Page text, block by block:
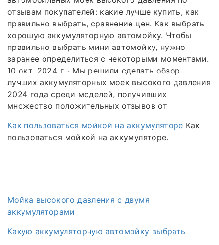
отзывам покупателей: какие лучше купить, как
правильно выбрать, сравнение цен. Как выбрать
хорошую аккумуляторную автомойку. Чтобы
правильно выбрать мини автомойку, нужно
заранее определиться с некоторыми моментами.
10 окт. 2024 г. · Мы решили сделать обзор
лучших аккумуляторных моек высокого давления
2024 года среди моделей, получивших
множество положительных отзывов от
Как пользоваться мойкой на аккумуляторе Как
пользоваться мойкой на аккумуляторе.
Мойка высокого давления с двумя
аккумуляторами
Какую аккумуляторную автомойку выбрать